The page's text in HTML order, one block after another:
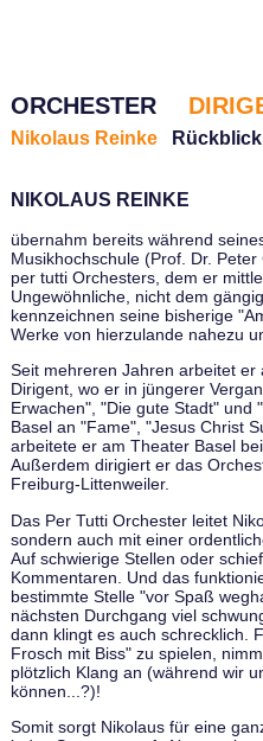
ORCHESTER
Nikolaus Reinke Rückblick
NIKOLAUS REINKE
übernahm bereits während
Musikhochschule (Prof. Dr.
per tutti Orchesters, dem er
Ungewöhnliche, nicht dem
kennzeichnen seine bisherige
Werke von hierzulande nahezu
Seit mehreren Jahren arbeitet
Dirigent, wo er in jüngerer
Erwachen", "Die gute Stadt" und
Basel an "Fame", "Jesus Christ
arbeitete er am Theater Basel
Außerdem dirigiert er das
Freiburg-Littenweiler.
Das Per Tutti Orchester leitet
sondern auch mit einer
Auf schwierige Stellen oder
Kommentaren. Und das
bestimmte Stelle "vor Spaß
nächsten Durchgang viel
dann klingt es auch schrecklich.
Frosch mit Biss" zu spielen,
plötzlich Klang an (während wir
können...?)!
Somit sorgt Nikolaus für eine